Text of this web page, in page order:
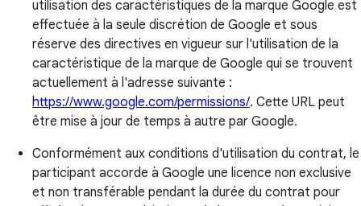
utilisation des caractéristiques de la marque Google est
effectuée à la seule discrétion de Google et sous
réserve des directives en vigueur sur l'utilisation de la
caractéristique de la marque de Google qui se trouvent
actuellement à l'adresse suivante :
https://www.google.com/permissions/. Cette URL peut
être mise à jour de temps à autre par Google.
Conformément aux conditions d'utilisation du contrat, le
participant accorde à Google une licence non exclusive
et non transférable pendant la durée du contrat pour